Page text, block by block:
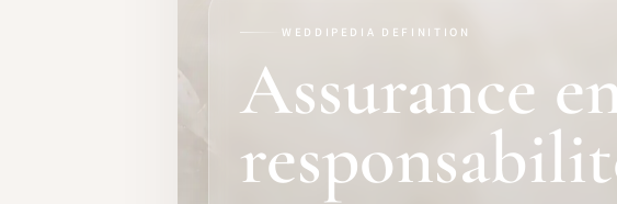
WEDDIPEDIA DEFINITION
Assurance